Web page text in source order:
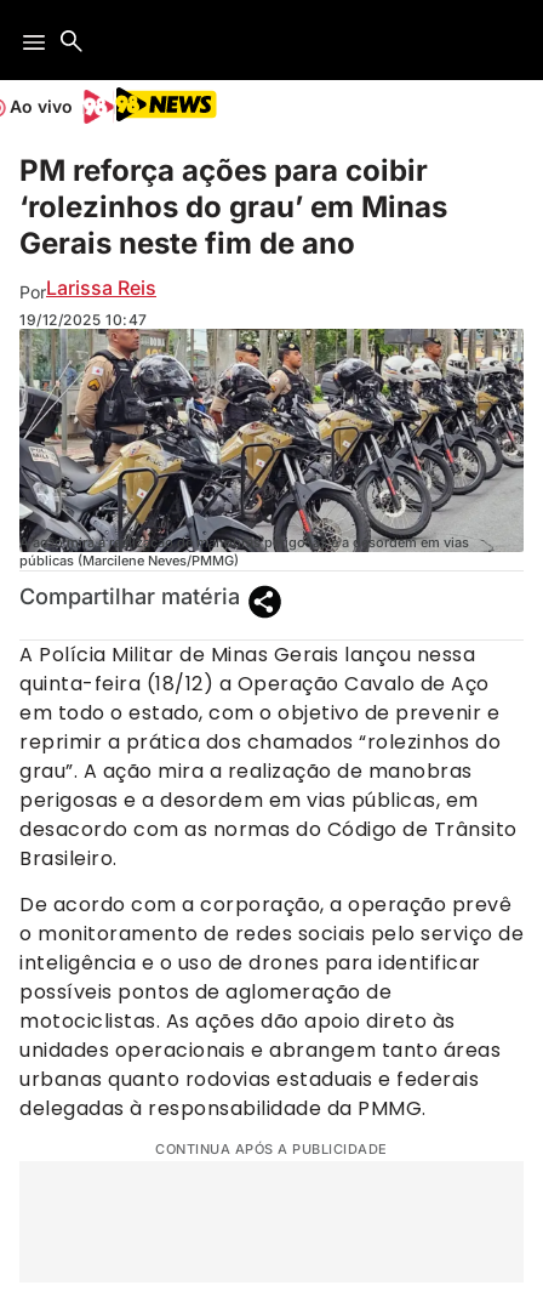
Ao vivo
PM reforça ações para coibir
‘rolezinhos do grau’ em Minas
Gerais neste fim de ano
PorLarissa Reis
19/12/2025 10:47
A ação mira a realização de manobras perigosas e a desordem em vias
públicas (Marcilene Neves/PMMG)
Compartilhar matéria
A Polícia Militar de Minas Gerais lançou nessa
quinta-feira (18/12) a Operação Cavalo de Aço
em todo o estado, com o objetivo de prevenir e
reprimir a prática dos chamados “rolezinhos do
grau”. A ação mira a realização de manobras
perigosas e a desordem em vias públicas, em
desacordo com as normas do Código de Trânsito
Brasileiro.
De acordo com a corporação, a operação prevê
o monitoramento de redes sociais pelo serviço de
inteligência e o uso de drones para identificar
possíveis pontos de aglomeração de
motociclistas. As ações dão apoio direto às
unidades operacionais e abrangem tanto áreas
urbanas quanto rodovias estaduais e federais
delegadas à responsabilidade da PMMG.
CONTINUA APÓS A PUBLICIDADE